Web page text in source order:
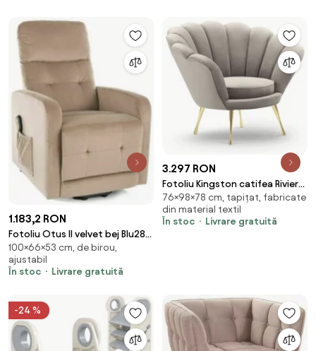
1.183,2 RON
Fotoliu Otus II velvet bej Blu28
H100 cm
100×66×53 cm, de birou,
ajustabil
În stoc
Livrare gratuită
3.297 RON
Fotoliu Kingston catifea Riviera
H76 cm
76×98×78 cm, tapițat, fabricate
din material textil
În stoc
Livrare gratuită
-24 %